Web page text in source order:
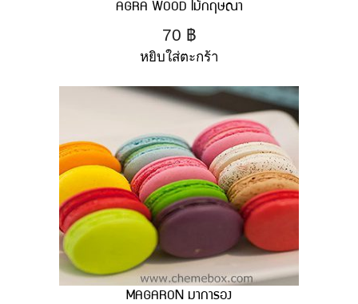
AGRA WOOD ไม้กฤษณา
70 ฿
หยิบใส่ตะกร้า
MAGARON มาการอง